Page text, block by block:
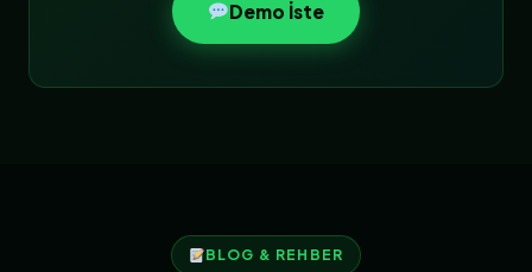
Demo İste
BLOG & REHBER